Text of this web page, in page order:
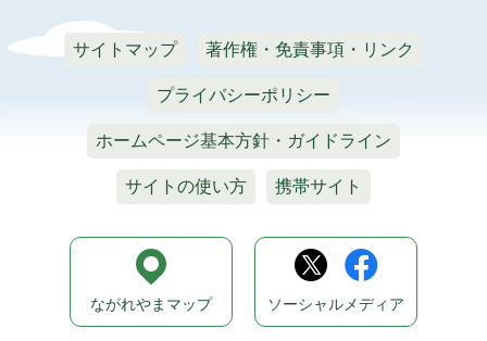
サイトマップ 著作権・免責事項・リンク
プライバシーポリシー
ホームページ基本方針・ガイドライン
サイトの使い方 携帯サイト
ながれやまマップ ソーシャルメディア